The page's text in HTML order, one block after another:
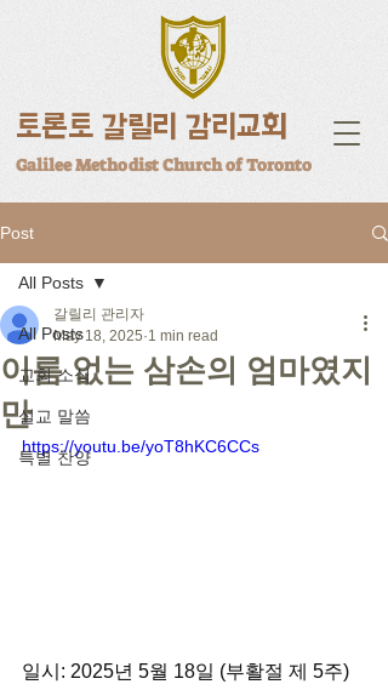
토론토 갈릴리 감리교회
Galilee Methodist Church of Toronto
Post
All Posts
교회 소식
설교 말씀
특별 찬양
All Posts
이름 없는 삼손의 엄마였지
만
갈릴리 관리자
May 18, 2025 1 min read
https://youtu.be/yoT8hKC6CCs
일시: 2025년 5월 18일 (부활절 제 5주)